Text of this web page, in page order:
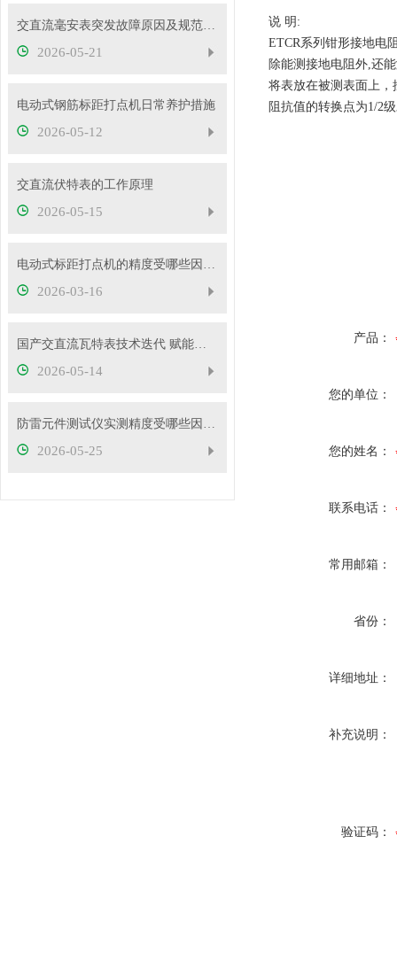
交直流毫安表突发故障原因及规范处理流程
2026-05-21
电动式钢筋标距打点机日常养护措施
2026-05-12
交直流伏特表的工作原理
2026-05-15
电动式标距打点机的精度受哪些因素影响？
2026-03-16
国产交直流瓦特表技术迭代 赋能电力精准计量与能效管理
2026-05-14
防雷元件测试仪实测精度受哪些因素影响？如何判断仪器好坏？
2026-05-25
说 明:
ETCR系列钳形接地电
除能测接地电阻外,还
将表放在被测表面上
阻抗值的转换点为1/2
产品：
您的单位：
您的姓名：
联系电话：
常用邮箱：
省份：
详细地址：
补充说明：
验证码：